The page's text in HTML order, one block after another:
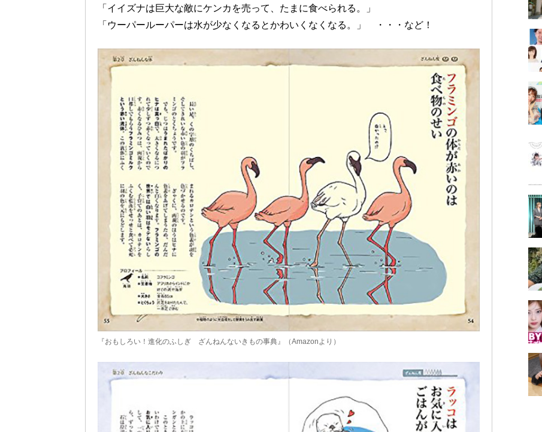
「イイズナは巨大な敵にケンカを売って、たまに食べられる。」
「ウーパールーパーは水が少なくなるとかわいくなくなる。」 ・・・など！
『おもしろい！進化のふしぎ ざんねんないきもの事典』（Amazonより）